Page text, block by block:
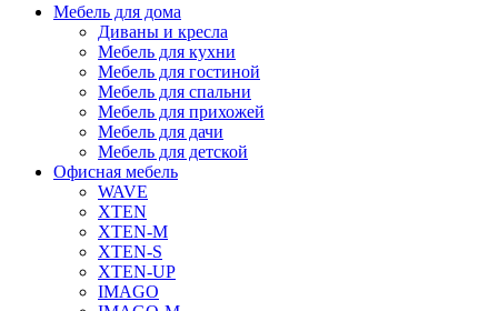
Мебель для дома
Диваны и кресла
Мебель для кухни
Мебель для гостиной
Мебель для спальни
Мебель для прихожей
Мебель для дачи
Мебель для детской
Офисная мебель
WAVE
XTEN
XTEN-M
XTEN-S
XTEN-UP
IMAGO